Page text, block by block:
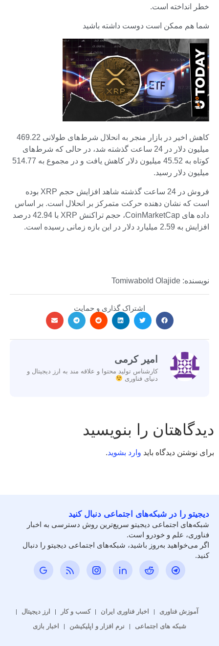
خطر انداخته است.
شما هم ممکن است دوست داشته باشید
کاهش اخیر در بازار منجر به انحلال شرط‌های طولانی 469.22
میلیون دلار در 24 ساعت گذشته شد، در حالی که شرط‌های
کوتاه به 45.52 میلیون دلار کاهش یافت و در مجموع به 514.77
میلیون دلار رسید.
فروش در 24 ساعت گذشته شاهد افزایش حجم XRP بوده
است که نشان دهنده حرکت متمرکز بر انحلال است. بر اساس
داده های CoinMarketCap، حجم تراکنش XRP با 42.94 درصد
افزایش به 2.59 میلیارد دلار در این بازه زمانی رسیده است.
نویسنده: Tomiwabold Olajide
اشتراک گذاری و حمایت
امیر کرمی
کارشناس تولید محتوا و علاقه مند به ارز دیجیتال و
دنیای فناوری
دیدگاهتان را بنویسید
برای نوشتن دیدگاه باید وارد بشوید.
دیجیتو را در شبکه‌های اجتماعی دنبال کنید
شبکه‌های اجتماعی دیجیتو سریع‌ترین روش دسترسی به اخبار
فناوری، علم و خودرو است.
اگر می‌خواهید به‌روز باشید، شبکه‌های اجتماعی دیجیتو را دنبال
کنید.
آموزش فناوری اخبار فناوری ایران کسب و کار
ارز دیجیتال
شبکه های اجتماعی
نرم افزار و اپلیکیشن اخبار بازی